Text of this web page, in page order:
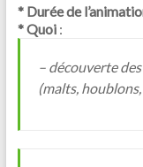
* Durée de
* Quoi:
– découverte
(malts,